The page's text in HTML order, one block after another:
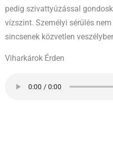
pedig szivattyúzással
vízszint. Személyi sérülés
sincsenek közvetlen
Viharkárok Érden